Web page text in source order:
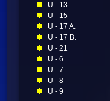
U - 13
U - 15
U - 17 A.
U - 17 B.
U - 21
U - 6
U - 7
U - 8
U - 9